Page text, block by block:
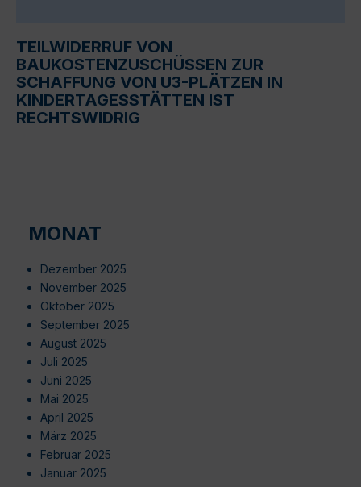
TEILWIDERRUF VON
BAUKOSTENZUSCHÜSSEN ZUR
SCHAFFUNG VON U3-PLÄTZEN IN
KINDERTAGESSTÄTTEN IST
RECHTSWIDRIG
MONAT
Dezember 2025
November 2025
Oktober 2025
September 2025
August 2025
Juli 2025
Juni 2025
Mai 2025
April 2025
März 2025
Februar 2025
Januar 2025